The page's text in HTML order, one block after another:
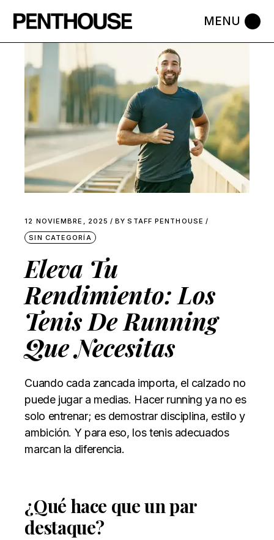
the
12 NOVIEMBRE, 2025 BY STAFF PENTHOUSE
SIN CATEGORÍA
Eleva Tu
Rendimiento: Los
Tenis De Running
Que Necesitas
Cuando cada zancada importa, el calzado no
puede jugar a medias. Hacer running ya no es
solo entrenar; es demostrar disciplina, estilo y
ambición. Y para eso, los tenis adecuados
marcan la diferencia.
¿Qué hace que un par
destaque?